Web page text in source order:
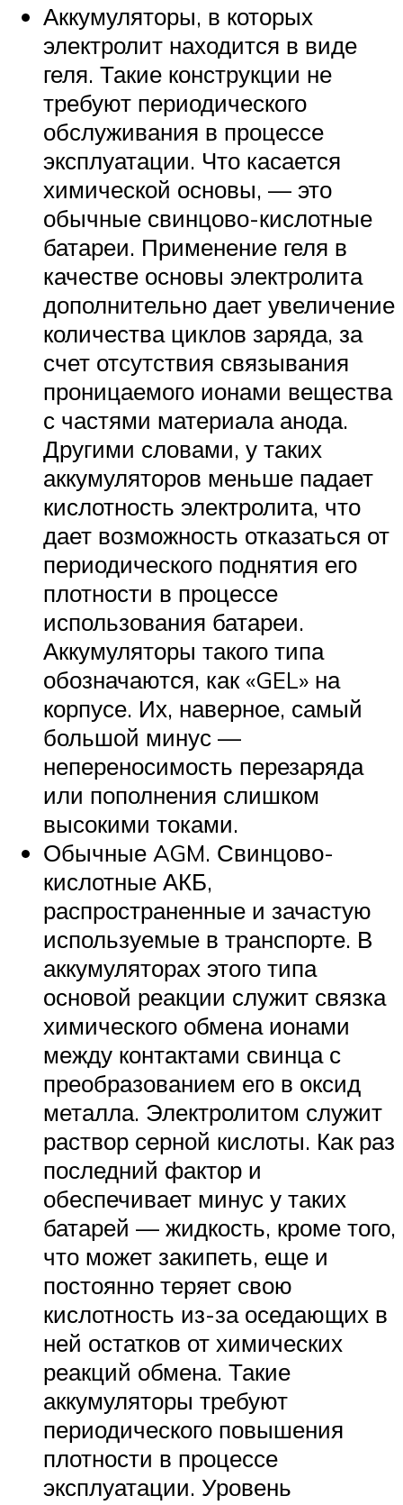
Аккумуляторы, в которых
электролит находится в виде
геля. Такие конструкции не
требуют периодического
обслуживания в процессе
эксплуатации. Что касается
химической основы, — это
обычные свинцово-кислотные
батареи. Применение геля в
качестве основы электролита
дополнительно дает увеличение
количества циклов заряда, за
счет отсутствия связывания
проницаемого ионами вещества
с частями материала анода.
Другими словами, у таких
аккумуляторов меньше падает
кислотность электролита, что
дает возможность отказаться от
периодического поднятия его
плотности в процессе
использования батареи.
Аккумуляторы такого типа
обозначаются, как «GEL» на
корпусе. Их, наверное, самый
большой минус —
непереносимость перезаряда
или пополнения слишком
высокими токами.
Обычные AGM. Свинцово-
кислотные АКБ,
распространенные и зачастую
используемые в транспорте. В
аккумуляторах этого типа
основой реакции служит связка
химического обмена ионами
между контактами свинца с
преобразованием его в оксид
металла. Электролитом служит
раствор серной кислоты. Как раз
последний фактор и
обеспечивает минус у таких
батарей — жидкость, кроме того,
что может закипеть, еще и
постоянно теряет свою
кислотность из-за оседающих в
ней остатков от химических
реакций обмена. Такие
аккумуляторы требуют
периодического повышения
плотности в процессе
эксплуатации. Уровень